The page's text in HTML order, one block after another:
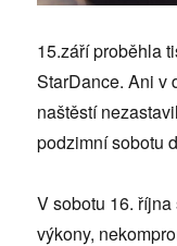
15.září proběhla
StarDance. Ani v
naštěstí
podzimní sobotu
V sobotu 16.
výkony,